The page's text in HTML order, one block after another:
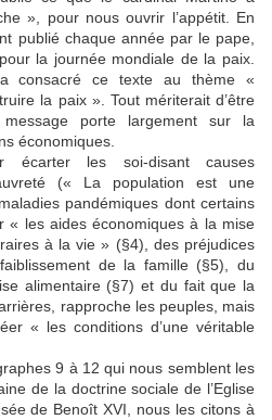
», pour nous ouvrir l’appétit. En
publié chaque année par le pape,
la journée mondiale de la paix.
consacré ce texte au thème «
la paix ». Tout mériterait d’être
porte largement sur la
économiques.
écarter les soi-disant causes
(« La population est une
pandémiques dont certains
« les aides économiques à la mise
à la vie » (§4), des préjudices
de la famille (§5), du
alimentaire (§7) et du fait que la
rapproche les peuples, mais
« les conditions d’une véritable
9 à 12 qui nous semblent les
de la doctrine sociale de l’Eglise
de Benoît XVI, nous les citons à